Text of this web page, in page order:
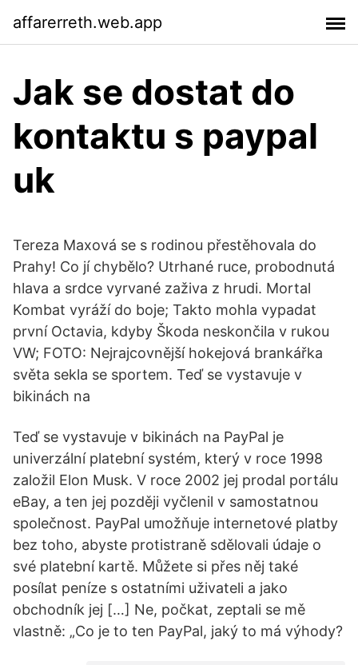
affarerreth.web.app
Jak se dostat do
kontaktu s paypal
uk
Tereza Maxová se s rodinou přestěhovala do
Prahy! Co jí chybělo? Utrhané ruce, probodnutá
hlava a srdce vyrvané zaživa z hrudi. Mortal
Kombat vyráží do boje; Takto mohla vypadat
první Octavia, kdyby Škoda neskončila v rukou
VW; FOTO: Nejrajcovnější hokejová brankářka
světa sekla se sportem. Teď se vystavuje v
bikinách na
Teď se vystavuje v bikinách na PayPal je
univerzální platební systém, který v roce 1998
založil Elon Musk. V roce 2002 jej prodal portálu
eBay, a ten jej později vyčlenil v samostatnou
společnost. PayPal umožňuje internetové platby
bez toho, abyste protistraně sdělovali údaje o
své platební kartě. Můžete si přes něj také
posílat peníze s ostatními uživateli a jako
obchodník jej […] Ne, počkat, zeptali se mě
vlastně: „Co je to ten PayPal, jaký to má výhody?